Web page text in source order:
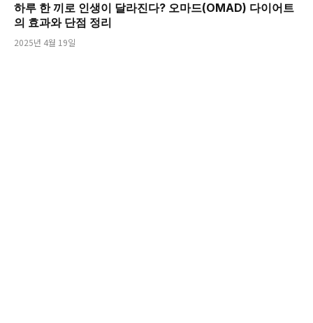
하루 한 끼로 인생이 달라진다? 오마드(OMAD) 다이어트
의 효과와 단점 정리
2025년 4월 19일